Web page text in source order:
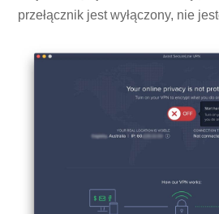
przełącznik jest wyłączony, nie